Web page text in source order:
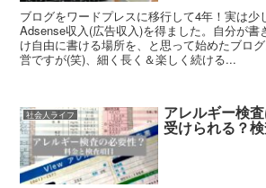
ブログをワードプレスに移行して4年！実は少
Adsense収入(広告収入)を得ました。自分が書
け自由に書ける場所を、と思って始めたブロ
営ですが(笑)、細く長く＆楽しく続ける...
社会人ライフ アレルギー検
受けられる？